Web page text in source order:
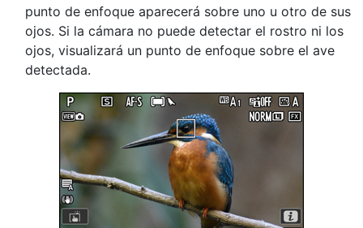
punto de enfoque aparecerá sobre uno u otro de sus
ojos. Si la cámara no puede detectar el rostro ni los
ojos, visualizará un punto de enfoque sobre el ave
detectada.